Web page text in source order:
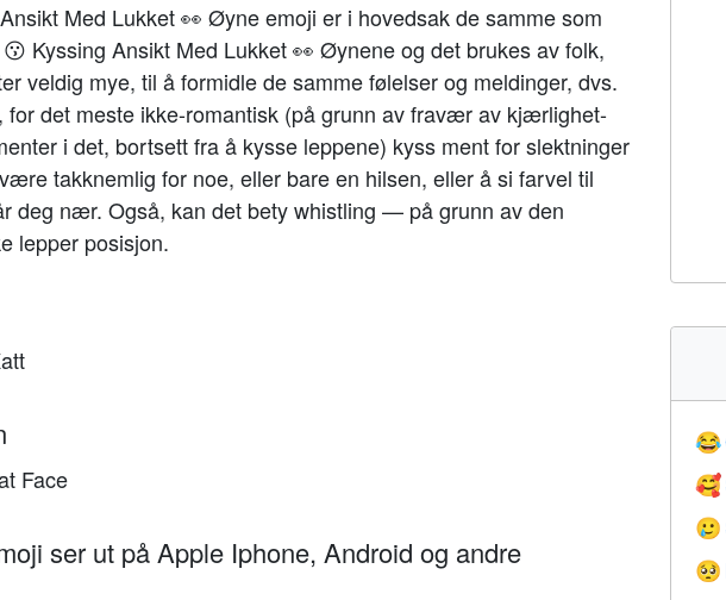
Med Lukket 👀 Øyne emoji er i hovedsak de samme som
Kyssing Ansikt Med Lukket 👀 Øynene og det brukes av folk,
veldig mye, til å formidle de samme følelser og meldinger, dvs.
for det meste ikke-romantisk (på grunn av fravær av kjærlighet-
i det, bortsett fra å kysse leppene) kyss ment for slektninger
takknemlig for noe, eller bare en hilsen, eller å si farvel til
deg nær. Også, kan det bety whistling — på grunn av den
lepper posisjon.
Face
ser ut på Apple Iphone, Android og andre
😂
🥰
🥲
🥺